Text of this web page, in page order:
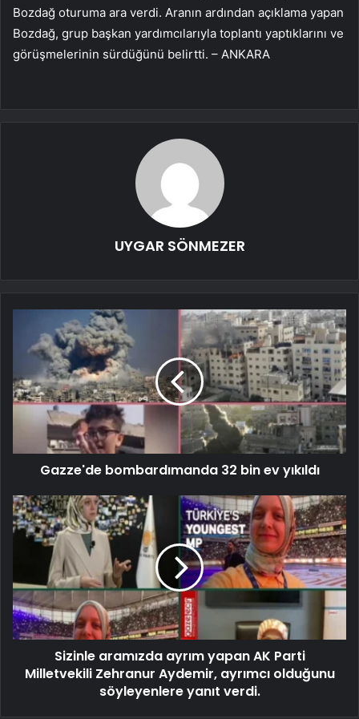
Bozdağ oturuma ara verdi. Aranın ardından açıklama yapan
Bozdağ, grup başkan yardımcılarıyla toplantı yaptıklarını ve
görüşmelerinin sürdüğünü belirtti. – ANKARA
UYGAR SÖNMEZER
Gazze'de bombardımanda 32 bin ev yıkıldı
Sizinle aramızda ayrım yapan AK Parti
Milletvekili Zehranur Aydemir, ayrımcı olduğunu
söyleyenlere yanıt verdi.